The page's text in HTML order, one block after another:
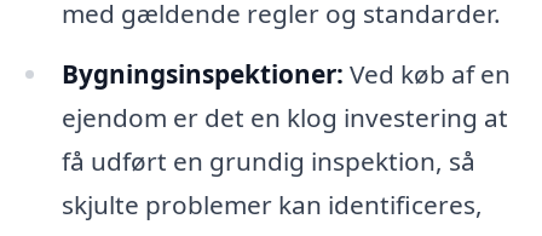
med gældende regler og standarder.
Bygningsinspektioner: Ved køb af en
ejendom er det en klog investering at
få udført en grundig inspektion, så
skjulte problemer kan identificeres,